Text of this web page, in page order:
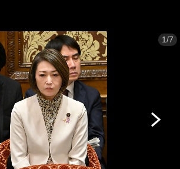
1/7